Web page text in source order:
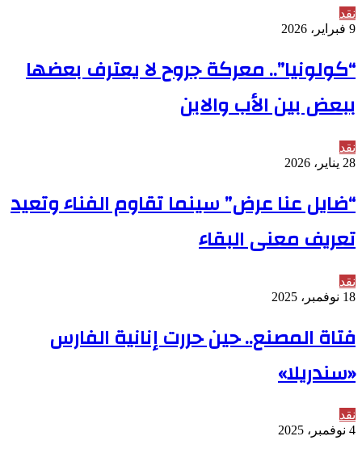
نقد
9 فبراير، 2026
“كولونيا”.. معركة جروح لا يعترف بعضها
ببعض بين الأب والابن
نقد
28 يناير، 2026
“ضايل عنا عرض” سينما تقاوم الفناء وتعيد
تعريف معنى البقاء
نقد
18 نوفمبر، 2025
فتاة المصنع.. حين حررت إنانية الفارس
«سندريلا»
نقد
4 نوفمبر، 2025